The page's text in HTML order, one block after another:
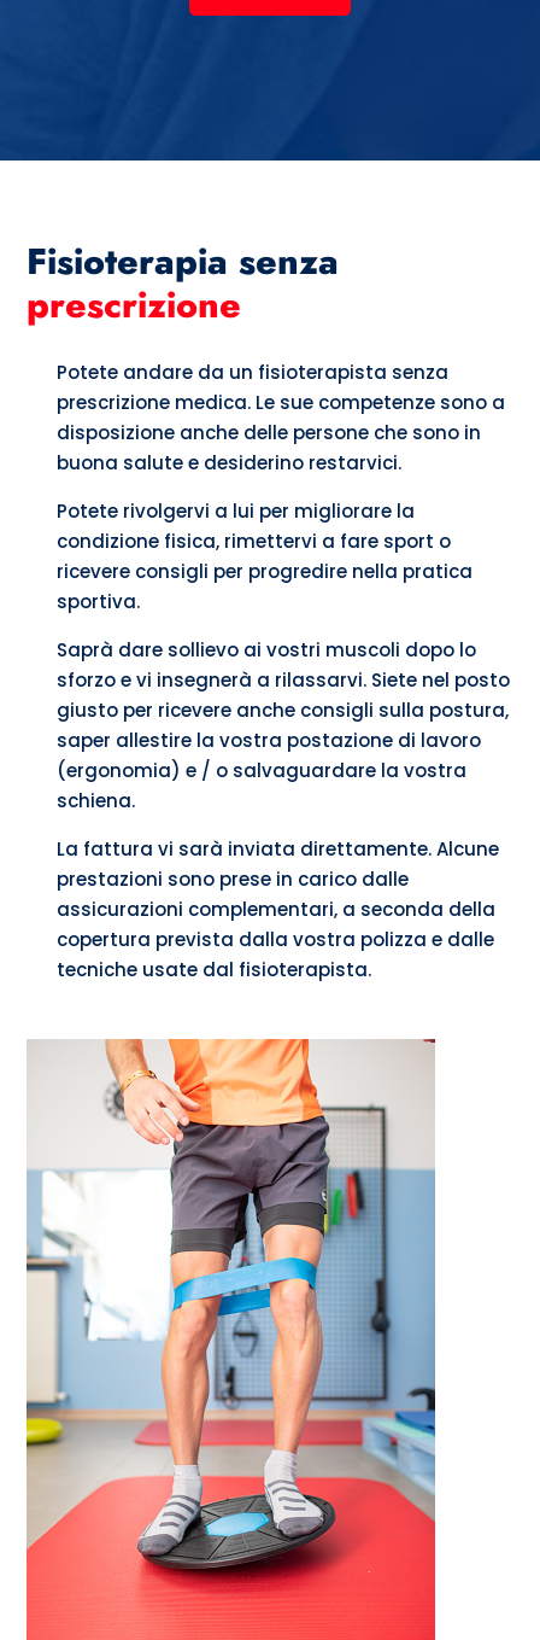
Fisioterapia senza
prescrizione
Potete andare da un fisioterapista senza
prescrizione medica. Le sue competenze sono a
disposizione anche delle persone che sono in
buona salute e desiderino restarvici.
Potete rivolgervi a lui per migliorare la
condizione fisica, rimettervi a fare sport o
ricevere consigli per progredire nella pratica
sportiva.
Saprà dare sollievo ai vostri muscoli dopo lo
sforzo e vi insegnerà a rilassarvi. Siete nel posto
giusto per ricevere anche consigli sulla postura,
saper allestire la vostra postazione di lavoro
(ergonomia) e / o salvaguardare la vostra
schiena.
La fattura vi sarà inviata direttamente. Alcune
prestazioni sono prese in carico dalle
assicurazioni complementari, a seconda della
copertura prevista dalla vostra polizza e dalle
tecniche usate dal fisioterapista.